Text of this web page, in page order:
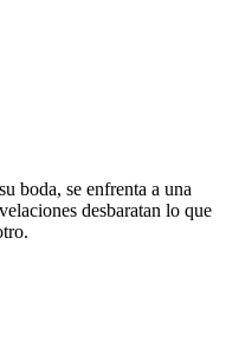
boda, se enfrenta a una
desbaratan lo que